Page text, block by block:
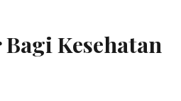
Kesehatan